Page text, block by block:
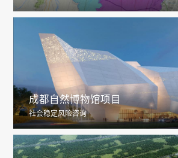
成都自然博物馆项目
社会稳定风险咨询